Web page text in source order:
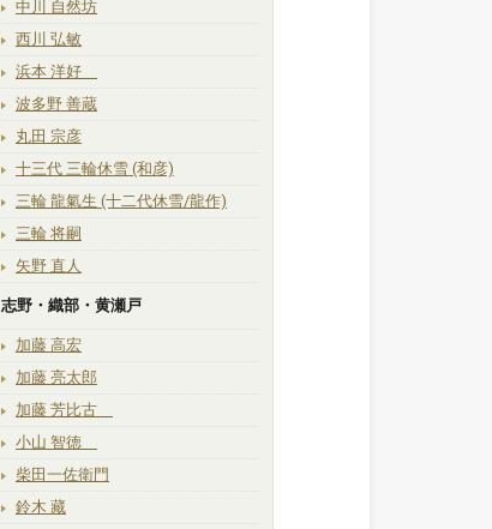
中川 自然坊
西川 弘敏
浜本 洋好
波多野 善蔵
丸田 宗彦
十三代 三輪休雪 (和彦)
三輪 龍氣生 (十二代休雪/龍作)
三輪 将嗣
矢野 直人
志野・織部・黄瀬戸
加藤 高宏
加藤 亮太郎
加藤 芳比古
小山 智徳
柴田一佐衛門
鈴木 藏